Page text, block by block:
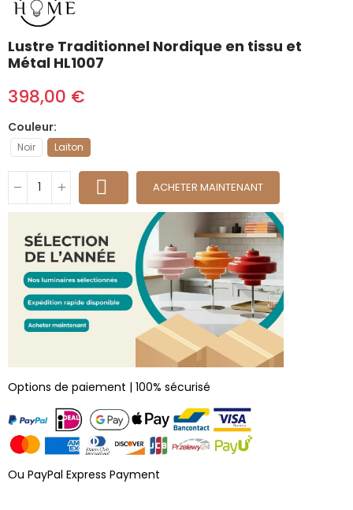
Lustre Traditionnel Nordique en tissu et
Métal HL1007
398,00 €
Couleur
Noir Laiton
ACHETER MAINTENANT
Options de paiement | 100% sécurisé
Ou PayPal Express Payment